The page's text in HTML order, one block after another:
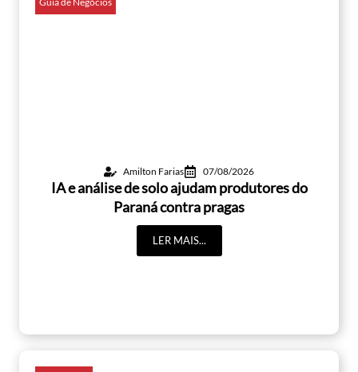
Amilton Farias 07/08/2026
IA e análise de solo ajudam produtores do
Paraná contra pragas
LER MAIS...